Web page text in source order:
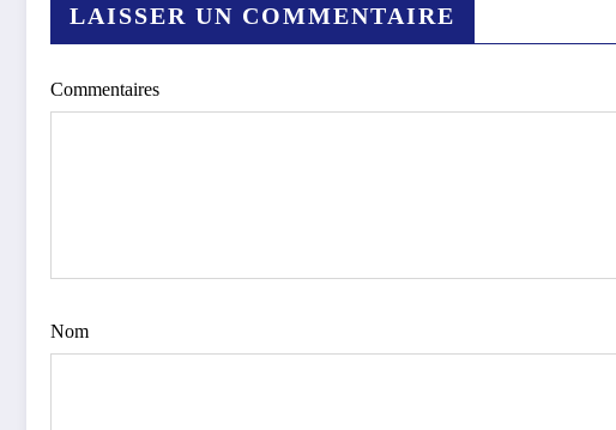
LAISSER UN COMMENTAIRE
Commentaires
Nom